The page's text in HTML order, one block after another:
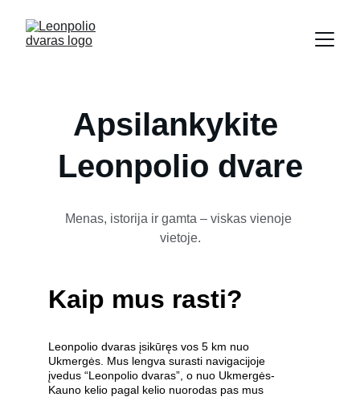
Apsilankykite
Leonpolio dvare
Menas, istorija ir gamta – viskas vienoje
vietoje.
Kaip mus rasti?
Leonpolio dvaras įsikūręs vos 5 km nuo
Ukmergės. Mus lengva surasti navigacijoje
įvedus “Leonpolio dvaras”, o nuo Ukmergės-
Kauno kelio pagal kelio nuorodas pas mus